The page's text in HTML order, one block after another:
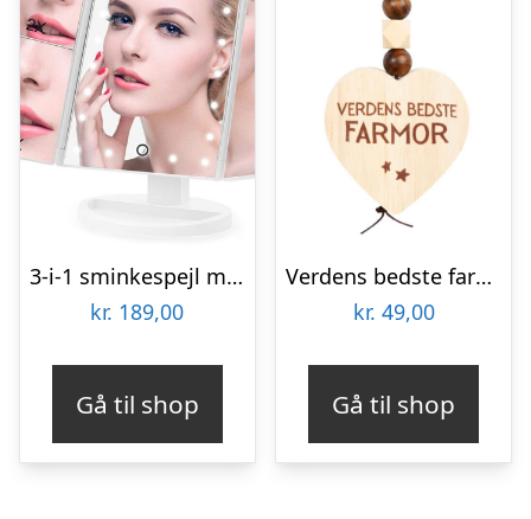
3-i-1 sminkespejl med forstørrelseszoner og lys
kr. 189,00
Gå til shop
Verdens bedste farmor trænøglering
kr. 49,00
Gå til shop